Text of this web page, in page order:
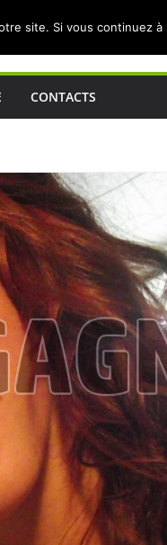
CONTACTS
site. Si vous continuez